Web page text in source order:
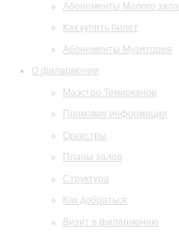
Абонементы Малого зала
Как купить билет
Абонементы Музитория
О филармонии
Маэстро Темирканов
Правовая информация
Оркестры
Планы залов
Структура
Как добраться
Визит в филармонию